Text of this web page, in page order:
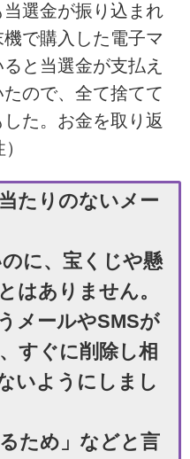
選金が振り込まれ
で購入した電子マ
と当選金が支払え
ので、全て捨てて
た。お金を取り返
たりのないメー
に、宝くじや懸
はありません。
メールやSMSが
すぐに削除し相
いようにしまし
ため」などと言